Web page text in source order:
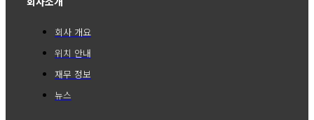
회사 개요
위치 안내
재무 정보
뉴스